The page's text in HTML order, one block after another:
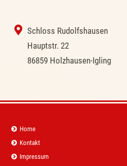
‭ Schloss Rudolfshausen
‭Hauptstr. 22
‭86859 Holzhausen-Igling
Navigation
überspringen
Home
Kontakt
Impressum